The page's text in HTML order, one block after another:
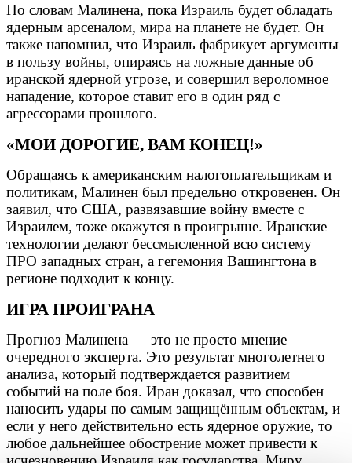
По словам Малинена, пока Израиль будет обладать
ядерным арсеналом, мира на планете не будет. Он
также напомнил, что Израиль фабрикует аргументы
в пользу войны, опираясь на ложные данные об
иранской ядерной угрозе, и совершил вероломное
нападение, которое ставит его в один ряд с
агрессорами прошлого.
«МОИ ДОРОГИЕ, ВАМ КОНЕЦ!»
Обращаясь к американским налогоплательщикам и
политикам, Малинен был предельно откровенен. Он
заявил, что США, развязавшие войну вместе с
Израилем, тоже окажутся в проигрыше. Иранские
технологии делают бессмысленной всю систему
ПРО западных стран, а гегемония Вашингтона в
регионе подходит к концу.
ИГРА ПРОИГРАНА
Прогноз Малинена — это не просто мнение
очередного эксперта. Это результат многолетнего
анализа, который подтверждается развитием
событий на поле боя. Иран доказал, что способен
наносить удары по самым защищённым объектам, и
если у него действительно есть ядерное оружие, то
любое дальнейшее обострение может привести к